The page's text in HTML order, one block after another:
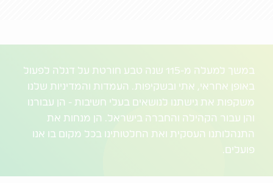
במשך למעלה מ-115 שנה טבע חורטת על דגלה לפעול
באופן אחראי, אתי ובשקיפות. העמדות והמדיניות שלנו
משקפות את גישתנו לנושאים בעלי חשיבות - הן עבורנו
והן עבור הקהילה והחברה בישראל. הן מנחות את
התנהלותנו העסקית ואת החלטותינו בכל מקום בו אנו
פועלים.